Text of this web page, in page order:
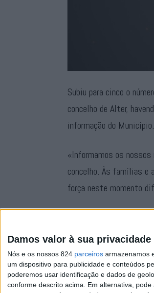
Damos valor à sua privacidade
Nós e os nossos 824 parceiros armazenamos
um dispositivo para publicidade e conteúdos
poderemos usar identificação e dados de
conforme descrito acima. Em alternativa,
Subiu para cinco o
concelho de Alter,
informação do Município.
«Informamos os
concelho. Às famílias e
força neste momento
116 activos, 80